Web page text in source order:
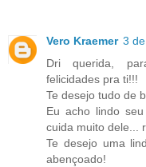
Vero Kraemer 3
Dri querida,
felicidades pra ti!!!
Te desejo tudo de
Eu acho lindo
cuida muito dele...
Te desejo uma
abençoado!